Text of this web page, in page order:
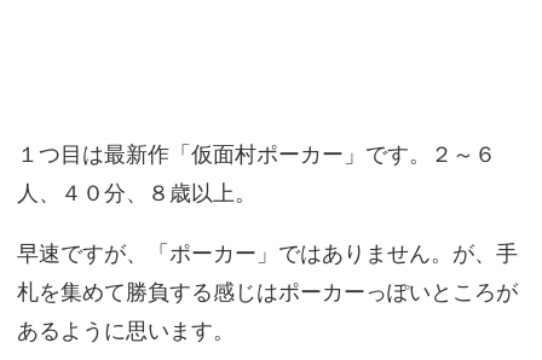
１つ目は最新作「仮面村ポーカー」です。２～６
人、４０分、８歳以上。
早速ですが、「ポーカー」ではありません。が、手
札を集めて勝負する感じはポーカーっぽいところが
あるように思います。